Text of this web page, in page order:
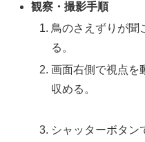
観察・撮影手順
鳥のさえずりが聞
る。
画面右側で視点を
収める。
シャッターボタン